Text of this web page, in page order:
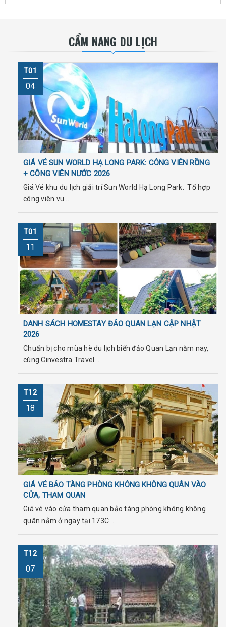
CẨM NANG DU LỊCH
T01
04
GIÁ VÉ SUN WORLD HẠ LONG PARK: CÔNG VIÊN RỒNG
+ CÔNG VIÊN NƯỚC 2026
Giá Vé khu du lịch giải trí Sun World Hạ Long Park. Tổ hợp
công viên vu...
T01
11
DANH SÁCH HOMESTAY ĐẢO QUAN LẠN CẬP NHẬT
2026
Chuẩn bị cho mùa hè du lịch biển đảo Quan Lạn năm nay,
cùng Cinvestra Travel ...
T12
18
GIÁ VÉ BẢO TÀNG PHÒNG KHÔNG KHÔNG QUÂN VÀO
CỬA, THAM QUAN
Giá vé vào cửa tham quan bảo tàng phòng không không
quân nằm ở ngay tại 173C ...
T12
07